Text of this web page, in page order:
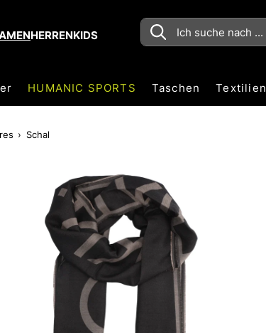
HERRENKIDS
HUMANIC SPORTS Taschen Textilien
Schal